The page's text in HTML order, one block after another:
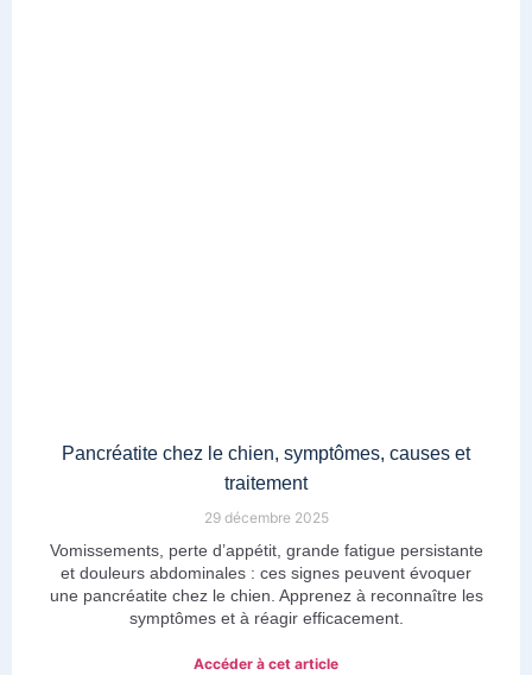
Pancréatite chez le chien, symptômes, causes et
traitement
29 décembre 2025
Vomissements, perte d’appétit, grande fatigue persistante
et douleurs abdominales : ces signes peuvent évoquer
une pancréatite chez le chien. Apprenez à reconnaître les
symptômes et à réagir efficacement.
Accéder à cet article